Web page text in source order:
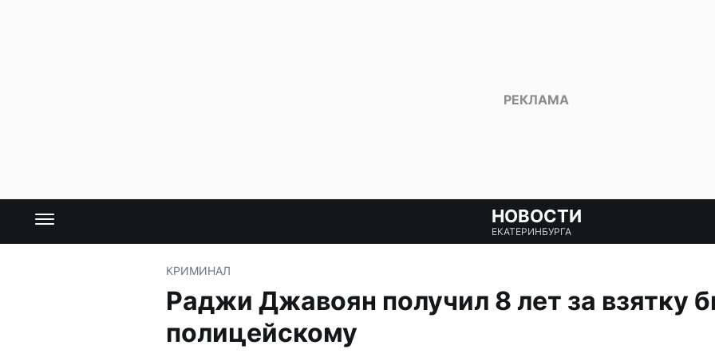
НОВОСТИ
ЕКАТЕРИНБУРГА
КРИМИНАЛ
Раджи Джавоян получил 8 лет за взятку
полицейскому